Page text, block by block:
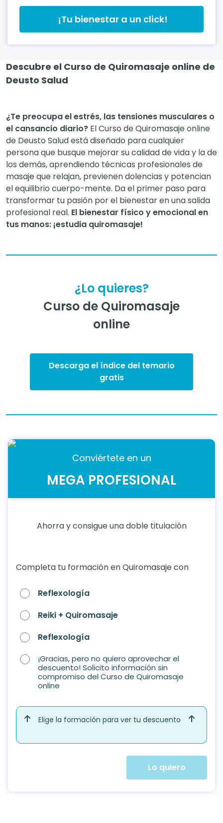
instantánea, con el fin de ofrecerle
información del programa formativo
seleccionado o de otros directamente
relacionados con el interés manifestado y, en
correspondiente. Compartiremos su solicitud
con las empresas que conforman el
servicios de acuerdo a su petición. Quedan
reconocidos los derechos de acceso,
rectificación, supresión, oposición, limitación,
tal y como se explica en laPolítica de
Privacidad.
¡Tu bienestar a un click!
Descubre el Curso de Quiromasaje online de
Deusto Salud
¿Te preocupa el estrés, las tensiones musculares o
el cansancio diario? El Curso de Quiromasaje online
de Deusto Salud está diseñado para cualquier
persona que busque mejorar su calidad de vida y la de
los demás, aprendiendo técnicas profesionales de
masaje que relajan, previenen dolencias y potencian
el equilibrio cuerpo-mente. Da el primer paso para
transformar tu pasión por el bienestar en una salida
profesional real. El bienestar físico y emocional en
tus manos: ¡estudia quiromasaje!
¿Lo quieres?
Curso de Quiromasaje
online
Descarga el índice del temario
gratis
Conviértete en un
MEGA PROFESIONAL
Ahorra y consigue una doble titulación
Completa tu formación en Quiromasaje con
Reflexología
Reiki + Quiromasaje
Reflexología
¡Gracias, pero no quiero aprovechar el
descuento! Solicito información sin
compromiso del Curso de Quiromasaje
online
Elige la formación para ver tu descuento
Lo quiero